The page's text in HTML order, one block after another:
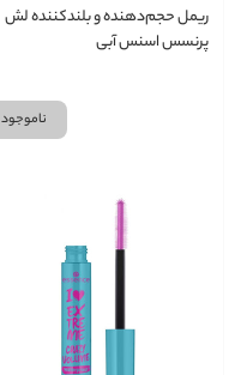
ریمل حجم‌دهنده و بلندکننده لش
پرنسس اسنس آبی
ناموجود